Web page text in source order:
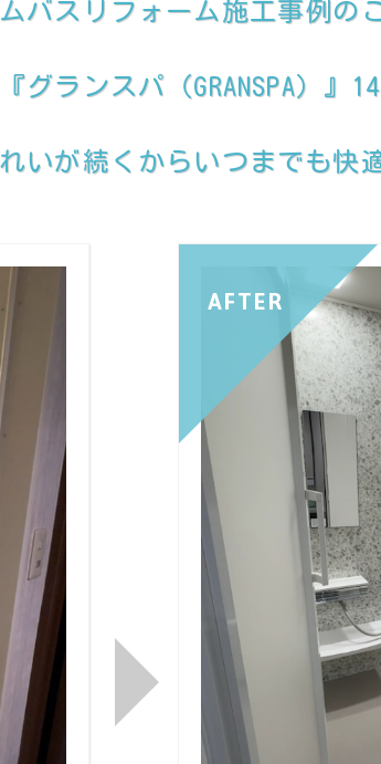
バスリフォーム施工事例の
ランスパ（GRANSPA）』
いが続くからいつまでも快
AFTER